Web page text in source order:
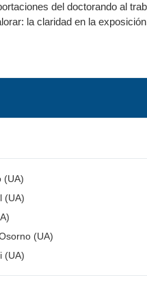
del doctorando al
la claridad en la
(UA)
(UA)
(UA)
(UA)